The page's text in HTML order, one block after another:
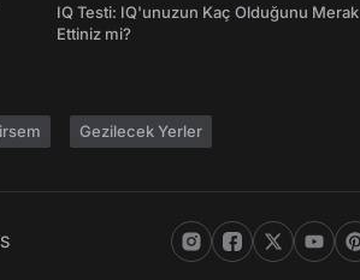
IQ Testi: IQ'unuzun Kaç Olduğunu Merak
Ettiniz mi?
Gezilecek Yerler